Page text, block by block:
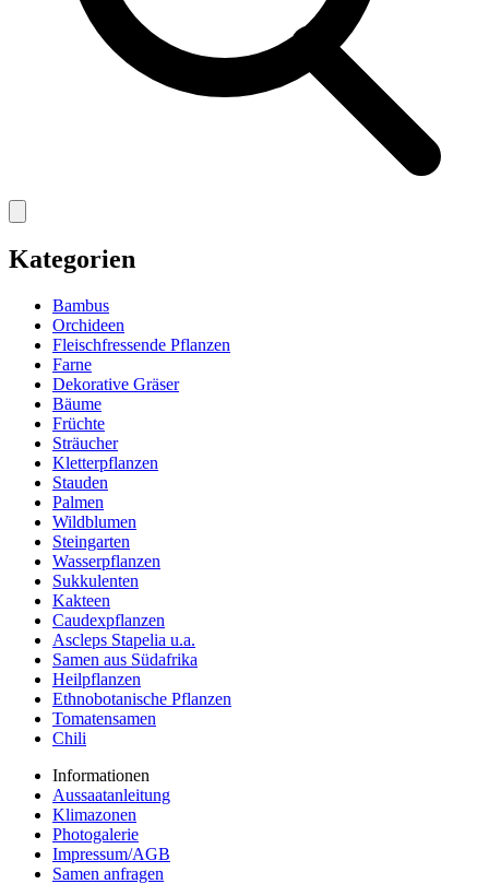
Kategorien
Bambus
Orchideen
Fleischfressende Pflanzen
Farne
Dekorative Gräser
Bäume
Früchte
Sträucher
Kletterpflanzen
Stauden
Palmen
Wildblumen
Steingarten
Wasserpflanzen
Sukkulenten
Kakteen
Caudexpflanzen
Ascleps Stapelia u.a.
Samen aus Südafrika
Heilpflanzen
Ethnobotanische Pflanzen
Tomatensamen
Chili
Informationen
Aussaatanleitung
Klimazonen
Photogalerie
Impressum/AGB
Samen anfragen